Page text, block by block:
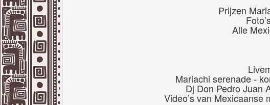
Prijzen
Alle
Mariachi serenade -
Dj Don Pedro Juan
Video’s van Mexicaanse